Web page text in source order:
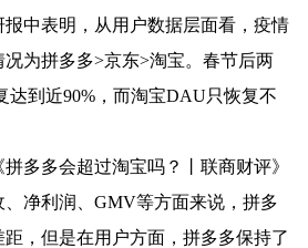
中表明，从用户数据层面看，疫情
为拼多多>京东>淘宝。春节后两
达到近90%，而淘宝DAU只恢复不
拼多多会超过淘宝吗？丨联商财评》
净利润、GMV等方面来说，拼多
，但是在用户方面，拼多多保持了